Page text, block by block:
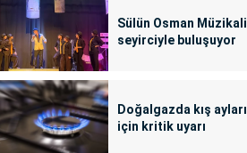
Sülün Osman Müzikali
seyirciyle buluşuyor
Doğalgazda kış ayları
için kritik uyarı